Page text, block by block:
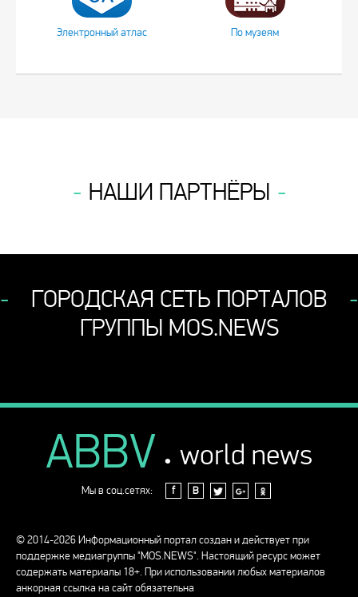
Электронный атлас По музеям
НАШИ ПАРТНЁРЫ
ГОРОДСКАЯ СЕТЬ ПОРТАЛОВ
ГРУППЫ MOS.NEWS
ABBV . world news
Мы в соц.сетях: f В
© 2014-2026 Информационный портал создан и действует при
поддержке медиагруппы "MOS.NEWS". Настоящий ресурс может
содержать материалы 18+. При использовании любых материалов
анкорная ссылка на сайт обязательна